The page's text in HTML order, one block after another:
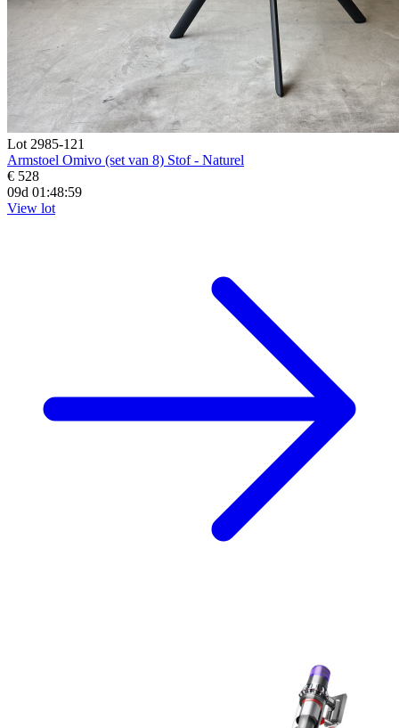
Lot 2985-121
Armstoel Omivo (set van 8) Stof - Naturel
€ 528
09d 01:48:58
View lot